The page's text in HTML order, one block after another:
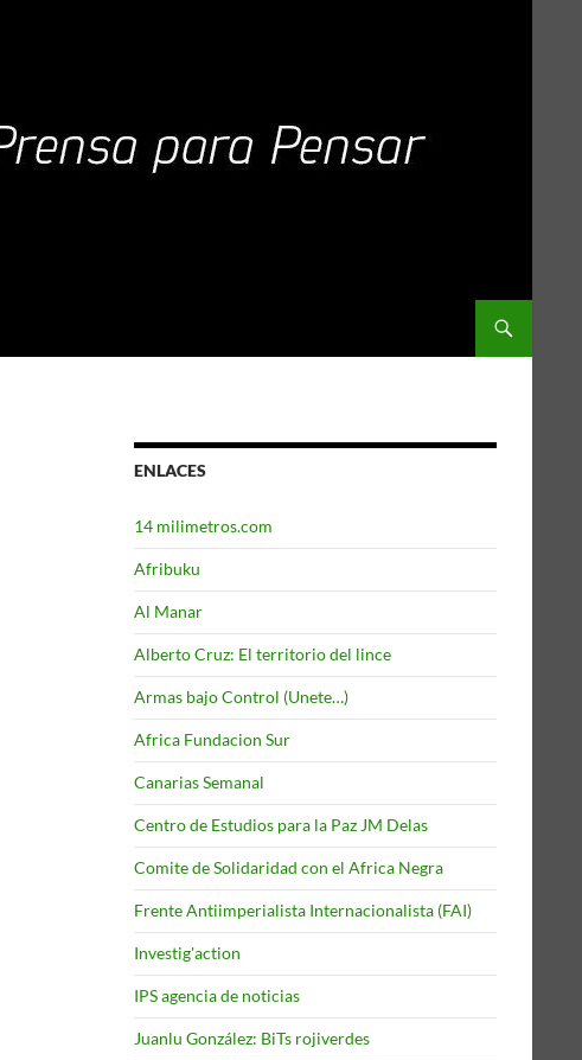
ENLACES
14 milimetros.com
Afribuku
Al Manar
Alberto Cruz: El territorio del lince
Armas bajo Control (Unete…)
Africa Fundacion Sur
Canarias Semanal
Centro de Estudios para la Paz JM Delas
Comite de Solidaridad con el Africa Negra
Frente Antiimperialista Internacionalista (FAI)
Investig'action
IPS agencia de noticias
Juanlu González: BiTs rojiverdes